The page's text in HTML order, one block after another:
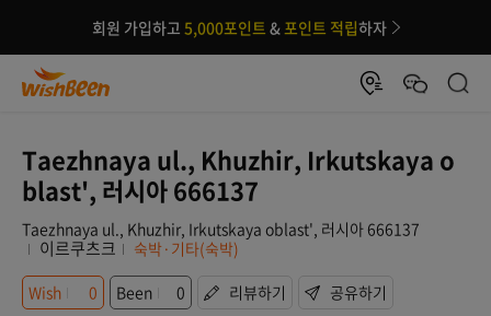
회원 가입하고 5,000포인트 &포인트 적립하자
Taezhnaya ul., Khuzhir, Irkutskaya o
blast', 러시아 666137
Taezhnaya ul., Khuzhir, Irkutskaya oblast', 러시아 666137
이르쿠츠크
숙박·기타(숙박)
Wish
0 Been 0 리뷰하기 공유하기